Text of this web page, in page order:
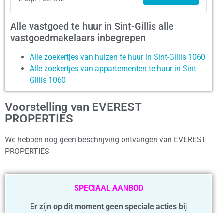
Alle vastgoed te huur in Sint-Gillis alle
vastgoedmakelaars inbegrepen
Alle zoekertjes van huizen te huur in Sint-Gillis 1060
Alle zoekertjes van appartementen te huur in Sint-
Gillis 1060
Voorstelling van EVEREST
PROPERTIES
We hebben nog geen beschrijving ontvangen van EVEREST
PROPERTIES
SPECIAAL AANBOD
Er zijn op dit moment geen speciale acties bij